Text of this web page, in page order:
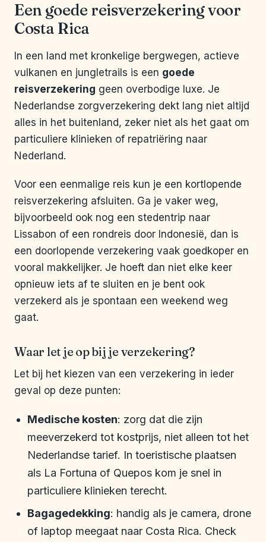
Een goede reisverzekering voor
Costa Rica
In een land met kronkelige bergwegen, actieve
vulkanen en jungletrails is een goede
reisverzekering geen overbodige luxe. Je
Nederlandse zorgverzekering dekt lang niet altijd
alles in het buitenland, zeker niet als het gaat om
particuliere klinieken of repatriëring naar
Nederland.
Voor een eenmalige reis kun je een kortlopende
reisverzekering afsluiten. Ga je vaker weg,
bijvoorbeeld ook nog een stedentrip naar
Lissabon of een rondreis door Indonesië, dan is
een doorlopende verzekering vaak goedkoper en
vooral makkelijker. Je hoeft dan niet elke keer
opnieuw iets af te sluiten en je bent ook
verzekerd als je spontaan een weekend weg
gaat.
Waar let je op bij je verzekering?
Let bij het kiezen van een verzekering in ieder
geval op deze punten:
Medische kosten: zorg dat die zijn
meeverzekerd tot kostprijs, niet alleen tot het
Nederlandse tarief. In toeristische plaatsen
als La Fortuna of Quepos kom je snel in
particuliere klinieken terecht.
Bagagedekking: handig als je camera, drone
of laptop meegaat naar Costa Rica. Check